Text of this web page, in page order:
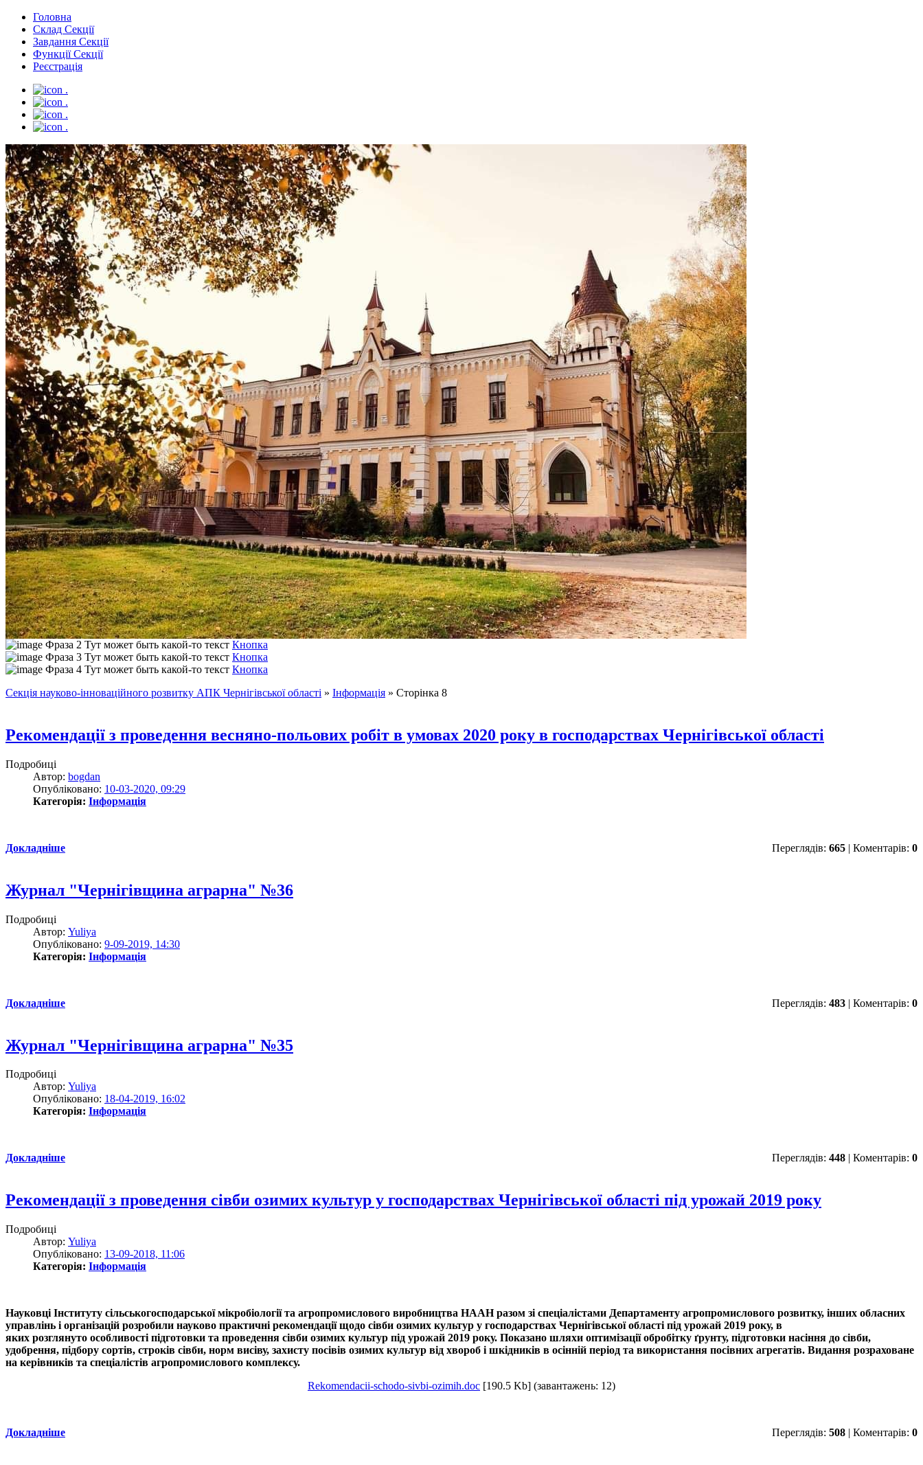
Головна
Склад Секції
Завдання Секції
Функції Секції
Реєстрація
.
.
.
.
Фраза 2 Тут может быть какой-то текст Кнопка
Фраза 3 Тут может быть какой-то текст Кнопка
Фраза 4 Тут может быть какой-то текст Кнопка
Секція науково-інноваційного розвитку АПК Чернігівської області » Інформація » Сторінка 8
Рекомендації з проведення весняно-польових робіт в умовах 2020 року в господарствах Чернігівської області
Подробиці
Автор: bogdan
Опубліковано: 10-03-2020, 09:29
Категорія: Інформація
Докладніше Переглядів: 665 | Коментарів: 0
Журнал "Чернігівщина аграрна" №36
Подробиці
Автор: Yuliya
Опубліковано: 9-09-2019, 14:30
Категорія: Інформація
Докладніше Переглядів: 483 | Коментарів: 0
Журнал "Чернігівщина аграрна" №35
Подробиці
Автор: Yuliya
Опубліковано: 18-04-2019, 16:02
Категорія: Інформація
Докладніше Переглядів: 448 | Коментарів: 0
Рекомендації з проведення сівби озимих культур у господарствах Чернігівської області під урожай 2019 року
Подробиці
Автор: Yuliya
Опубліковано: 13-09-2018, 11:06
Категорія: Інформація
Науковці Інституту сільськогосподарської мікробіології та агропромислового виробництва НААН разом зі спеціалістами Департаменту агропромислового розвитку, інших обласних
управлінь і організацій розробили науково практичні рекомендації щодо сівби озимих культур у господарствах Чернігівської області під урожай 2019 року, в
яких розглянуто особливості підготовки та проведення сівби озимих культур під урожай 2019 року. Показано шляхи оптимізації обробітку ґрунту, підготовки насіння до сівби,
удобрення, підбору сортів, строків сівби, норм висіву, захисту посівів озимих культур від хвороб і шкідників в осінній період та використання посівних агрегатів. Видання розраховане
на керівників та спеціалістів агропромислового комплексу.
Rekomendacii-schodo-sivbi-ozimih.doc [190.5 Kb] (завантажень: 12)
Докладніше Переглядів: 508 | Коментарів: 0